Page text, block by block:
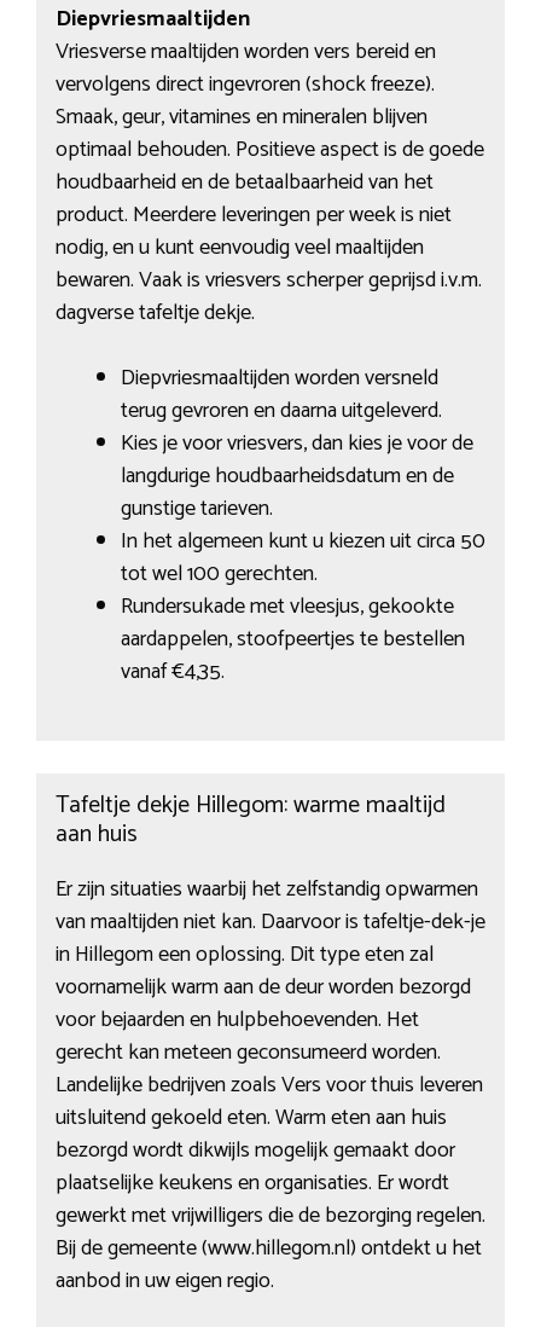
Diepvriesmaaltijden
Vriesverse maaltijden worden vers bereid en
vervolgens direct ingevroren (shock freeze).
Smaak, geur, vitamines en mineralen blijven
optimaal behouden. Positieve aspect is de goede
houdbaarheid en de betaalbaarheid van het
product. Meerdere leveringen per week is niet
nodig, en u kunt eenvoudig veel maaltijden
bewaren. Vaak is vriesvers scherper geprijsd i.v.m.
dagverse tafeltje dekje.
Diepvriesmaaltijden worden versneld
terug gevroren en daarna uitgeleverd.
Kies je voor vriesvers, dan kies je voor de
langdurige houdbaarheidsdatum en de
gunstige tarieven.
In het algemeen kunt u kiezen uit circa 50
tot wel 100 gerechten.
Rundersukade met vleesjus, gekookte
aardappelen, stoofpeertjes te bestellen
vanaf €4,35.
Tafeltje dekje Hillegom: warme maaltijd
aan huis
Er zijn situaties waarbij het zelfstandig opwarmen
van maaltijden niet kan. Daarvoor is tafeltje-dek-je
in Hillegom een oplossing. Dit type eten zal
voornamelijk warm aan de deur worden bezorgd
voor bejaarden en hulpbehoevenden. Het
gerecht kan meteen geconsumeerd worden.
Landelijke bedrijven zoals Vers voor thuis leveren
uitsluitend gekoeld eten. Warm eten aan huis
bezorgd wordt dikwijls mogelijk gemaakt door
plaatselijke keukens en organisaties. Er wordt
gewerkt met vrijwilligers die de bezorging regelen.
Bij de gemeente (www.hillegom.nl) ontdekt u het
aanbod in uw eigen regio.